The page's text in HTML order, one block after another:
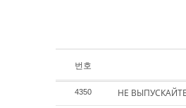
번호
4350 НЕ